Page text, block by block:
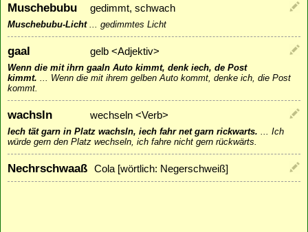
Muschebubu gedimmt, schwach
Muschebubu-Licht... gedimmtes Licht
gaal gelb <Adjektiv>
Wenn die mit ihrn gaaln Auto kimmt, denk iech, de Post
kimmt. ... Wenn die mit ihrem gelben Auto kommt, denke ich, die Post
kommt.
wachsln wechseln <Verb>
Iech tät garn in Platz wachsln, iech fahr net garn rickwarts. ... Ich
würde gern den Platz wechseln, ich fahre nicht gern rückwärts.
Nechrschwaaß Cola [wörtlich: Negerschweiß]